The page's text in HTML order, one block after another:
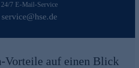
24/7 E-Mail-Service
service@hse.de
Vorteile auf einen Blick